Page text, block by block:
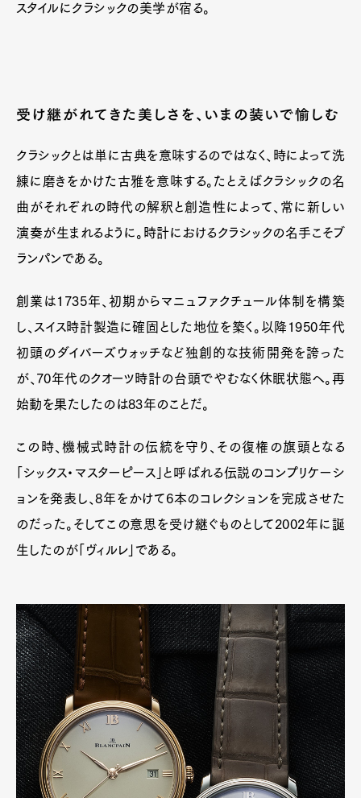
スタイルにクラシックの美学が宿る。
受け継がれてきた美しさを、いまの装いで愉しむ
クラシックとは単に古典を意味するのではなく、時によって洗
練に磨きをかけた古雅を意味する。たとえばクラシックの名
曲がそれぞれの時代の解釈と創造性によって、常に新しい
演奏が生まれるように。時計におけるクラシックの名手こそブ
ランパンである。
創業は1735年、初期からマニュファクチュール体制を構築
し、スイス時計製造に確固とした地位を築く。以降1950年代
初頭のダイバーズウォッチなど独創的な技術開発を誇った
が、70年代のクオーツ時計の台頭でやむなく休眠状態へ。再
始動を果たしたのは83年のことだ。
この時、機械式時計の伝統を守り、その復権の旗頭となる
「シックス・マスターピース」と呼ばれる伝説のコンプリケーシ
ョンを発表し、8年をかけて6本のコレクションを完成させた
のだった。そしてこの意思を受け継ぐものとして2002年に誕
生したのが「ヴィルレ」である。